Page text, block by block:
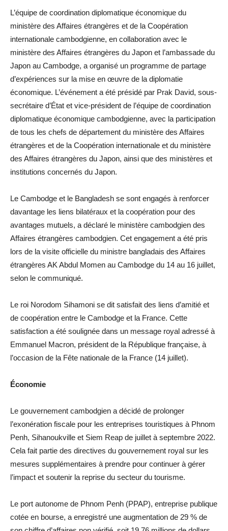
L’équipe de coordination diplomatique économique du
ministère des Affaires étrangères et de la Coopération
internationale cambodgienne, en collaboration avec le
ministère des Affaires étrangères du Japon et l’ambassade du
Japon au Cambodge, a organisé un programme de partage
d’expériences sur la mise en œuvre de la diplomatie
économique. L’événement a été présidé par Prak David, sous-
secrétaire d’État et vice-président de l’équipe de coordination
diplomatique économique cambodgienne, avec la participation
de tous les chefs de département du ministère des Affaires
étrangères et de la Coopération internationale et du ministère
des Affaires étrangères du Japon, ainsi que des ministères et
institutions concernés du Japon.
Le Cambodge et le Bangladesh se sont engagés à renforcer
davantage les liens bilatéraux et la coopération pour des
avantages mutuels, a déclaré le ministère cambodgien des
Affaires étrangères cambodgien. Cet engagement a été pris
lors de la visite officielle du ministre bangladais des Affaires
étrangères AK Abdul Momen au Cambodge du 14 au 16 juillet,
selon le communiqué.
Le roi Norodom Sihamoni se dit satisfait des liens d’amitié et
de coopération entre le Cambodge et la France. Cette
satisfaction a été soulignée dans un message royal adressé à
Emmanuel Macron, président de la République française, à
l’occasion de la Fête nationale de la France (14 juillet).
Économie
Le gouvernement cambodgien a décidé de prolonger
l’exonération fiscale pour les entreprises touristiques à Phnom
Penh, Sihanoukville et Siem Reap de juillet à septembre 2022.
Cela fait partie des directives du gouvernement royal sur les
mesures supplémentaires à prendre pour continuer à gérer
l’impact et soutenir la reprise du secteur du tourisme.
Le port autonome de Phnom Penh (PPAP), entreprise publique
cotée en bourse, a enregistré une augmentation de 29 % de